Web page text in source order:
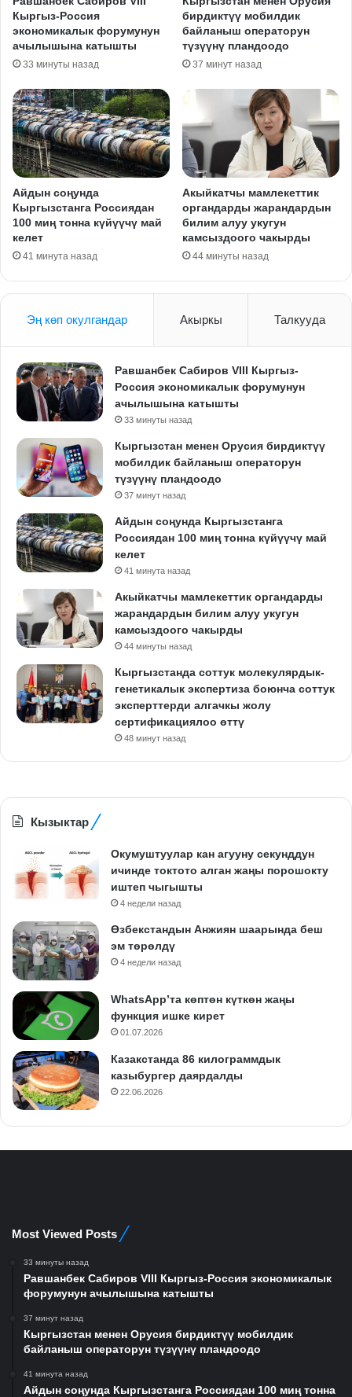
Кыргыз-Россия
экономикалык форумунун
ачылышына катышты
33 минуты назад
бирдиктүү мобилдик
байланыш операторун
түзүүнү пландоодо
37 минут назад
Айдын соңунда
Кыргызстанга Россиядан
100 миң тонна күйүүчү май
келет
41 минута назад
Акыйкатчы мамлекеттик
органдарды жарандардын
билим алуу укугун
камсыздоого чакырды
44 минуты назад
Эң көп окулгандар Акыркы Талкууда
Равшанбек Сабиров VIII Кыргыз-
Россия экономикалык форумунун
ачылышына катышты
33 минуты назад
Кыргызстан менен Орусия бирдиктүү
мобилдик байланыш операторун
түзүүнү пландоодо
37 минут назад
Айдын соңунда Кыргызстанга
Россиядан 100 миң тонна күйүүчү май
келет
41 минута назад
Акыйкатчы мамлекеттик органдарды
жарандардын билим алуу укугун
камсыздоого чакырды
44 минуты назад
Кыргызстанда соттук молекулярдык-
генетикалык экспертиза боюнча соттук
эксперттерди алгачкы жолу
сертификациялоо өттү
48 минут назад
Кызыктар
Окумуштуулар кан агууну секунддун
ичинде токтото алган жаңы порошокту
иштеп чыгышты
4 недели назад
Өзбекстандын Анжиян шаарында беш
эм төрөлдү
4 недели назад
WhatsApp’та көптөн күткөн жаңы
функция ишке кирет
01.07.2026
Казакстанда 86 килограммдык
казыбургер даярдалды
22.06.2026
Most Viewed Posts
33 минуты назад
Равшанбек Сабиров VIII Кыргыз-Россия экономикалык
форумунун ачылышына катышты
37 минут назад
Кыргызстан менен Орусия бирдиктүү мобилдик
байланыш операторун түзүүнү пландоодо
41 минута назад
Айдын соңунда Кыргызстанга Россиядан 100 миң тонна